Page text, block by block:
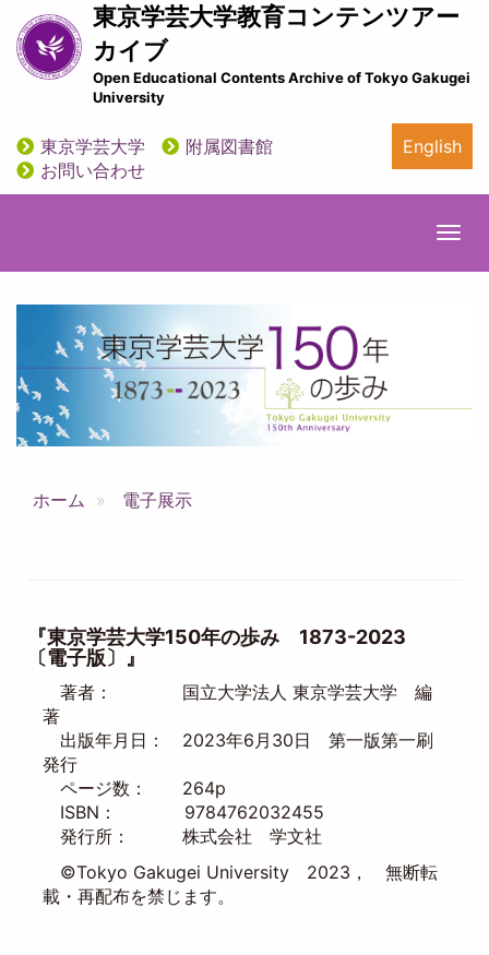
イ
ン
ン
ツ
東京学芸大学教育コンテンツアー
カイブ
Open Educational Contents Archive of Tokyo Gakugei
University
utility
東京学芸大学
附属図書館
お問い合わせ
English
ホーム 電子展示
『東京学芸大学150年の歩み 1873-2023
〔電子版〕』
著者： 国立大学法人 東京学芸大学 編
著
出版年月日： 2023年6月30日 第一版第一刷
発行
ページ数： 264p
ISBN： 9784762032455
発行所： 株式会社 学文社
©Tokyo Gakugei University 2023， 無断転
載・再配布を禁じます。